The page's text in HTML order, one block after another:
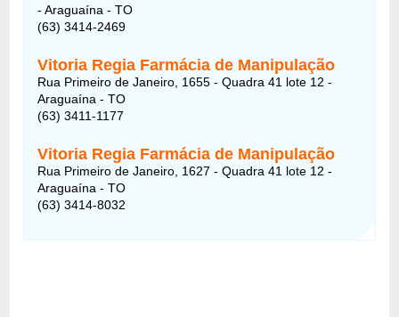
- Araguaína - TO
(63) 3414-2469
Vitoria Regia Farmácia de Manipulação
Rua Primeiro de Janeiro, 1655 - Quadra 41 lote 12 -
Araguaína - TO
(63) 3411-1177
Vitoria Regia Farmácia de Manipulação
Rua Primeiro de Janeiro, 1627 - Quadra 41 lote 12 -
Araguaína - TO
(63) 3414-8032